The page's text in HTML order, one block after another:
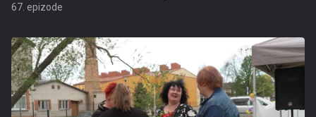
67. epizode